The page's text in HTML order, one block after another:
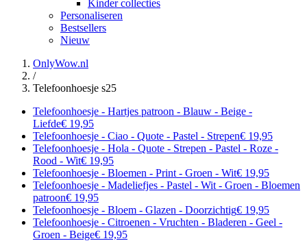
Kinder collecties
Personaliseren
Bestsellers
Nieuw
OnlyWow.nl
/
Telefoonhoesje s25
Telefoonhoesje - Hartjes patroon - Blauw - Beige -
Liefde€ 19,95
Telefoonhoesje - Ciao - Quote - Pastel - Strepen€ 19,95
Telefoonhoesje - Hola - Quote - Strepen - Pastel - Roze -
Rood - Wit€ 19,95
Telefoonhoesje - Bloemen - Print - Groen - Wit€ 19,95
Telefoonhoesje - Madeliefjes - Pastel - Wit - Groen - Bloemen
patroon€ 19,95
Telefoonhoesje - Bloem - Glazen - Doorzichtig€ 19,95
Telefoonhoesje - Citroenen - Vruchten - Bladeren - Geel -
Groen - Beige€ 19,95